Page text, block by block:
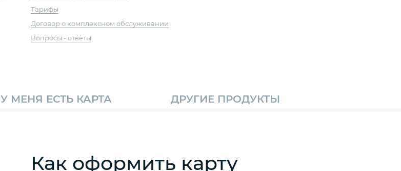
Тарифы
Договор о комплексном обслуживании
Вопросы - ответы
У МЕНЯ ЕСТЬ КАРТА ДРУГИЕ ПРОДУКТЫ
Как оформить карту